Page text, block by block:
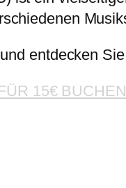
entdecken
15€ BUCHEN